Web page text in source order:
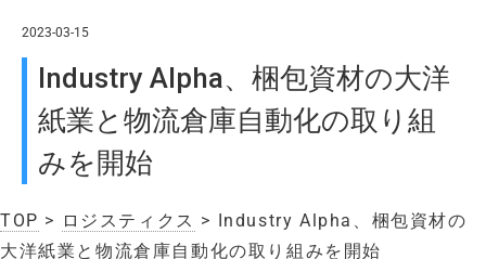
2023-03-15
Industry Alpha、梱包資材の大洋
紙業と物流倉庫自動化の取り組
みを開始
TOP > ロジスティクス > Industry Alpha、梱包資材の
大洋紙業と物流倉庫自動化の取り組みを開始